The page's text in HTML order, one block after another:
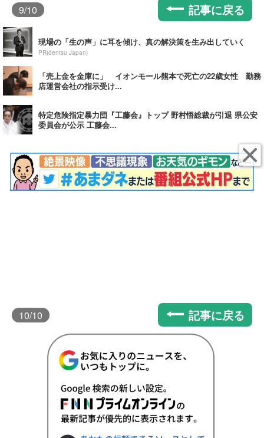
9/10 記事に戻る
現場の「生の声」に耳を傾け、真の解決策を生み出していく
PR(dentsu Japan)
「売上金を金庫に」 イオンモール熊本で死亡の22歳女性 勤務
店運営会社の指示受け...
特定危険指定暴力団『工藤会』トップ 野村悟総裁が引退 県公安
委員会が公示 工藤会...
10/10 記事に戻る